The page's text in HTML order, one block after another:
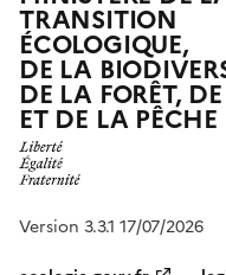
TRANSITION
ÉCOLOGIQUE,
DE LA
DE LA FORÊT,
ET DE LA PÊCHE
Version 3.3.1 17/07/2026